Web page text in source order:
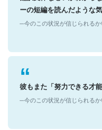
ーの短編を読んだような
彼もまた「努力できる才